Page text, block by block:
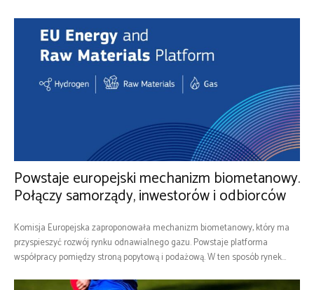
Powstaje europejski mechanizm biometanowy.
Połączy samorządy, inwestorów i odbiorców
Komisja Europejska zaproponowała mechanizm biometanowy, który ma
przyspieszyć rozwój rynku odnawialnego gazu. Powstaje platforma
współpracy pomiędzy stroną popytową i podażową. W ten sposób rynek...